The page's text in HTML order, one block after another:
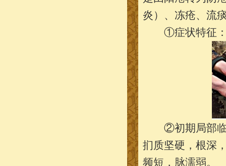
炎）、冻疮、流
①症状特征
②初期局部临床
扪质坚硬，根深
频短，脉濡弱。